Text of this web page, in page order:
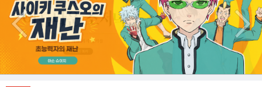
벤트/배
다음 이
벤트/배